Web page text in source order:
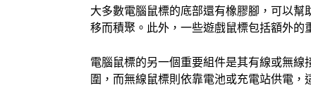
大多數電腦鼠標的底部還有橡膠腳，可以
移而積聚。此外，一些遊戲鼠標包括額外的
電腦鼠標的另一個重要組件是其有線或無
圍，而無線鼠標則依靠電池或充電站供電